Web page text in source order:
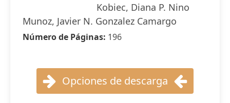
Kobiec, Diana P. Nino
Munoz, Javier N. Gonzalez Camargo
Número de Páginas: 196
Opciones de descarga